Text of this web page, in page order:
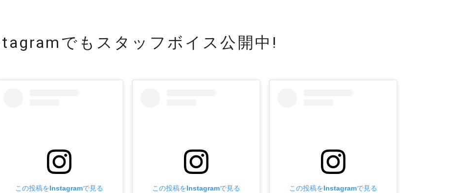
でも スタッフボイス公開中!
この投稿をInstagramで見る この投稿をInstagramで見る この投稿をInstagramで見る